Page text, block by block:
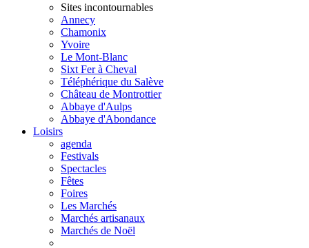
Sites incontournables
Annecy
Chamonix
Yvoire
Le Mont-Blanc
Sixt Fer à Cheval
Téléphérique du Salève
Château de Montrottier
Abbaye d'Aulps
Abbaye d'Abondance
Loisirs
agenda
Festivals
Spectacles
Fêtes
Foires
Les Marchés
Marchés artisanaux
Marchés de Noël